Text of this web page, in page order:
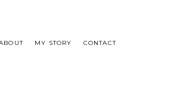
MY STORY CONTACT